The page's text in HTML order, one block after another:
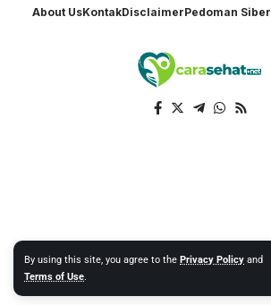
By using this site, you agree to the Privacy Policy and
Terms of Use.
About UsKontakDisclaimerPedoman Siber